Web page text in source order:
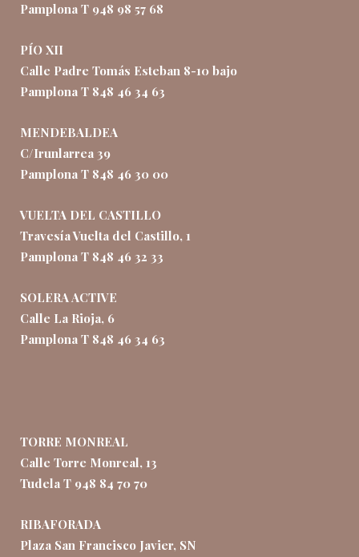
Pamplona T 948 98 57 68
PÍO XII
Calle Padre Tomás Esteban 8-10 bajo
Pamplona T 848 46 34 63
MENDEBALDEA
C/Irunlarrea 39
Pamplona T 848 46 30 00
VUELTA DEL CASTILLO
Travesía Vuelta del Castillo, 1
Pamplona T 848 46 32 33
SOLERA ACTIVE
Calle La Rioja, 6
Pamplona T 848 46 34 63
TORRE MONREAL
Calle Torre Monreal, 13
Tudela T 948 84 70 70
RIBAFORADA
Plaza San Francisco Javier, SN